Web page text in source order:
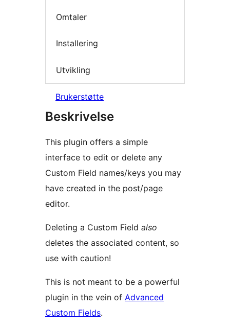
Omtaler
Installering
Utvikling
Brukerstøtte
Beskrivelse
This plugin offers a simple
interface to edit or delete any
Custom Field names/keys you may
have created in the post/page
editor.
Deleting a Custom Field also
deletes the associated content, so
use with caution!
This is not meant to be a powerful
plugin in the vein of Advanced
Custom Fields.